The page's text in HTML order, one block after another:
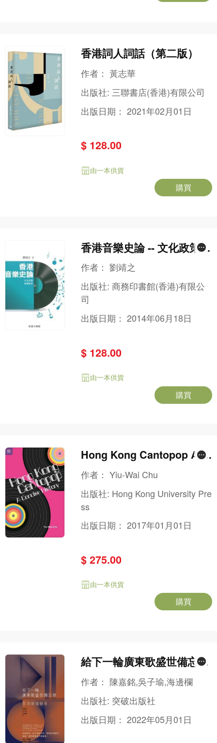
香港詞人詞話（第二版）
作者：黃志華
出版社: 三聯書店(香港)有限公司
出版日期：2021年02月01日
$ 128.00
由一本供貨
購買
香港音樂史論 -- 文化政策
音樂教育
作者：劉靖之
出版社:商務印書館(香港)有限公
司
出版日期：2014年06月18日
$ 128.00
由一本供貨
購買
Hong Kong Cantopop A C
oncise History
作者：Yiu-Wai Chu
出版社: Hong Kong University Pre
ss
出版日期：2017年01月01日
$ 275.00
由一本供貨
購買
給下一輪廣東歌盛世備忘錄
──香港樂壇變奏
作者： 陳嘉銘,吳子瑜,海邊欄
出版社: 突破出版社
出版日期：2022年05月01日